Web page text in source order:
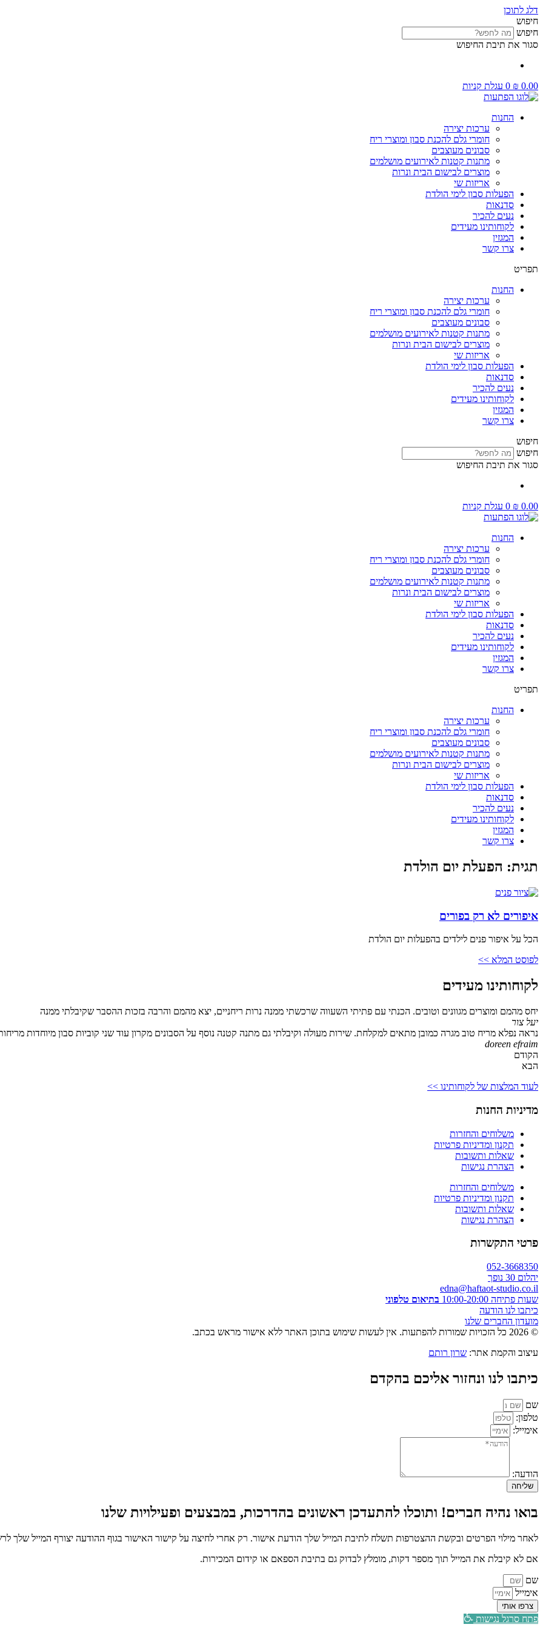
דלג לתוכן
חיפוש
חיפוש
סגור את תיבת החיפוש
₪ 0.00
0 עגלת קניות
החנות
ערכות יצירה
חומרי גלם להכנת סבון ומוצרי ריח
סבונים מעוצבים
מתנות קטנות לאירועים מושלמים
מוצרים לבישום הבית ונרות
אריזות שי
הפעלות סבון לימי הולדת
סדנאות
נעים להכיר
לקוחותינו מעידים
המגזין
צרו קשר
תפריט
החנות
ערכות יצירה
חומרי גלם להכנת סבון ומוצרי ריח
סבונים מעוצבים
מתנות קטנות לאירועים מושלמים
מוצרים לבישום הבית ונרות
אריזות שי
הפעלות סבון לימי הולדת
סדנאות
נעים להכיר
לקוחותינו מעידים
המגזין
צרו קשר
חיפוש
חיפוש
סגור את תיבת החיפוש
₪ 0.00
0 עגלת קניות
החנות
ערכות יצירה
חומרי גלם להכנת סבון ומוצרי ריח
סבונים מעוצבים
מתנות קטנות לאירועים מושלמים
מוצרים לבישום הבית ונרות
אריזות שי
הפעלות סבון לימי הולדת
סדנאות
נעים להכיר
לקוחותינו מעידים
המגזין
צרו קשר
תפריט
החנות
ערכות יצירה
חומרי גלם להכנת סבון ומוצרי ריח
סבונים מעוצבים
מתנות קטנות לאירועים מושלמים
מוצרים לבישום הבית ונרות
אריזות שי
הפעלות סבון לימי הולדת
סדנאות
נעים להכיר
לקוחותינו מעידים
המגזין
צרו קשר
תגית: הפעלת יום הולדת
איפורים לא רק בפורים
הכל על איפור פנים לילדים בהפעלות יום הולדת
לפוסט המלא >>
לקוחותינו מעידים
יחס מהמם ומוצרים מגוונים וטובים. הכנתי עם פתיתי השעווה שרכשתי ממנה נרות ריחניים, יצא מהמם והרבה בזכות ההסבר שקיבלתי ממנה
יעל צור
נראה נפלא מריח טוב מגרה כמובן מתאים למקלחת. שירות מעולה וקיבלתי גם מתנה קטנה נוסף על הסבונים מקרון עוד שני קוביות סבון מיוחדות
doreen efraim
הקודם
הבא
לעוד המלצות של לקוחותינו >>
מדיניות החנות
משלוחים והחזרות
תקנון ומדיניות פרטיות
שאלות ותשובות
הצהרת נגישות
משלוחים והחזרות
תקנון ומדיניות פרטיות
שאלות ותשובות
הצהרת נגישות
פרטי התקשרות
052-3668350
יהלום 30 נופך
edna@haftaot-studio.co.il
שעות פתיחה 10:00-20:00
בתיאום טלפוני
כיתבו לנו הודעה
מועדון החברים שלנו
© 2026 כל הזכויות שמורות להפתעות. אין לעשות שימוש בתוכן האתר ללא אישור מראש בכתב.
עיצוב והקמת אתר: שרון רותם
כיתבו לנו ונחזור אליכם בהקדם
שם
טלפון:
אימייל:
הודעה:
שליחה
בואו נהיה חברים! ותוכלו להתעדכן ראשונים בהדרכות, במבצעים ופעילויות שלנו
לאחר מילוי הפרטים ובקשת ההצטרפות תשלח לתיבת המייל שלך הודעת אישור. רק אחרי לחיצה על קישור האישור בגוף ההודעה יצורף המייל שלך
אם לא קיבלת את המייל תוך מספר דקות, מומלץ לבדוק גם בתיבת הספאם או קידום המכירות.
שם
אימייל
צרפו אותי
פתח סרגל נגישות